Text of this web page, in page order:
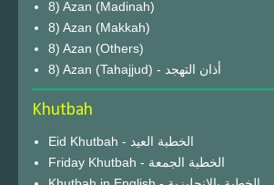
8) Azan (Madinah)
8) Azan (Makkah)
8) Azan (Others)
8) Azan (Tahajjud) - أذان التهجد
Khutbah
Eid Khutbah - الخطبة العيد
Friday Khutbah - الخطبة الجمعة